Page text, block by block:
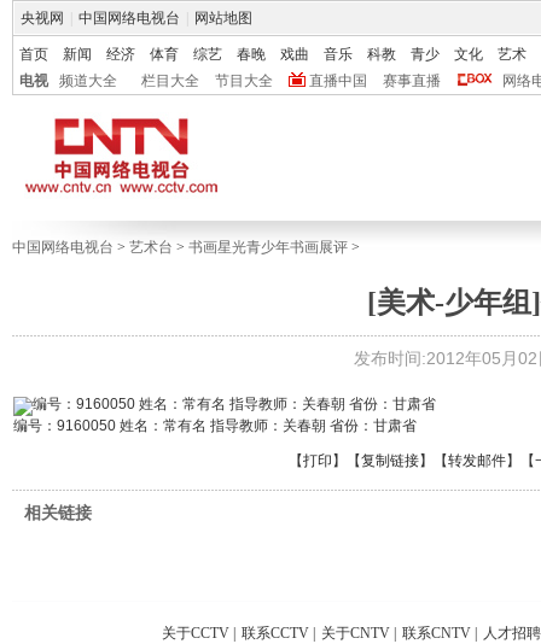
央视网 中国网络电视台 网站地图
首页 新闻 经济 体育 综艺 春晚 戏曲 音乐 科教 青少 文化
艺术
电视
频道大全 栏目大全 节目大全 直播中国 赛事直播 网络
中国网络电视台 > 艺术台 > 书画星光青少年书画展评 >
[美术-少年组
发布时间:2012年05月
编号：9160050 姓名：常有名 指导教师：关春朝 省份：甘肃省
【打印 】【复制链接】【转发邮件】
相关链接
关于CCTV 联系CCTV 关于CNTV 联系CNTV 人才招聘